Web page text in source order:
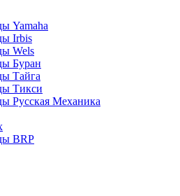
Yamaha
Irbis
Wels
Буран
Тайга
Тикси
Русская Механика
BRP